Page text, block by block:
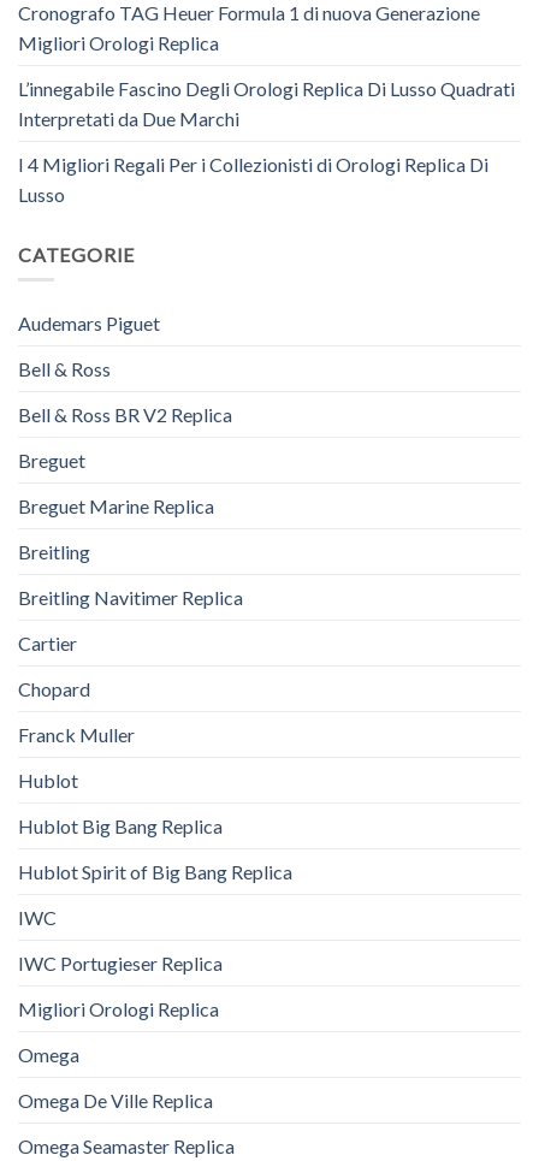
Cronografo TAG Heuer Formula 1 di nuova Generazione
Migliori Orologi Replica
L’innegabile Fascino Degli Orologi Replica Di Lusso Quadrati
Interpretati da Due Marchi
I 4 Migliori Regali Per i Collezionisti di Orologi Replica Di
Lusso
CATEGORIE
Audemars Piguet
Bell & Ross
Bell & Ross BR V2 Replica
Breguet
Breguet Marine Replica
Breitling
Breitling Navitimer Replica
Cartier
Chopard
Franck Muller
Hublot
Hublot Big Bang Replica
Hublot Spirit of Big Bang Replica
IWC
IWC Portugieser Replica
Migliori Orologi Replica
Omega
Omega De Ville Replica
Omega Seamaster Replica